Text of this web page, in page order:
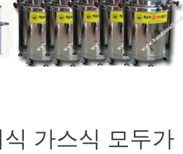
가스식 모두가